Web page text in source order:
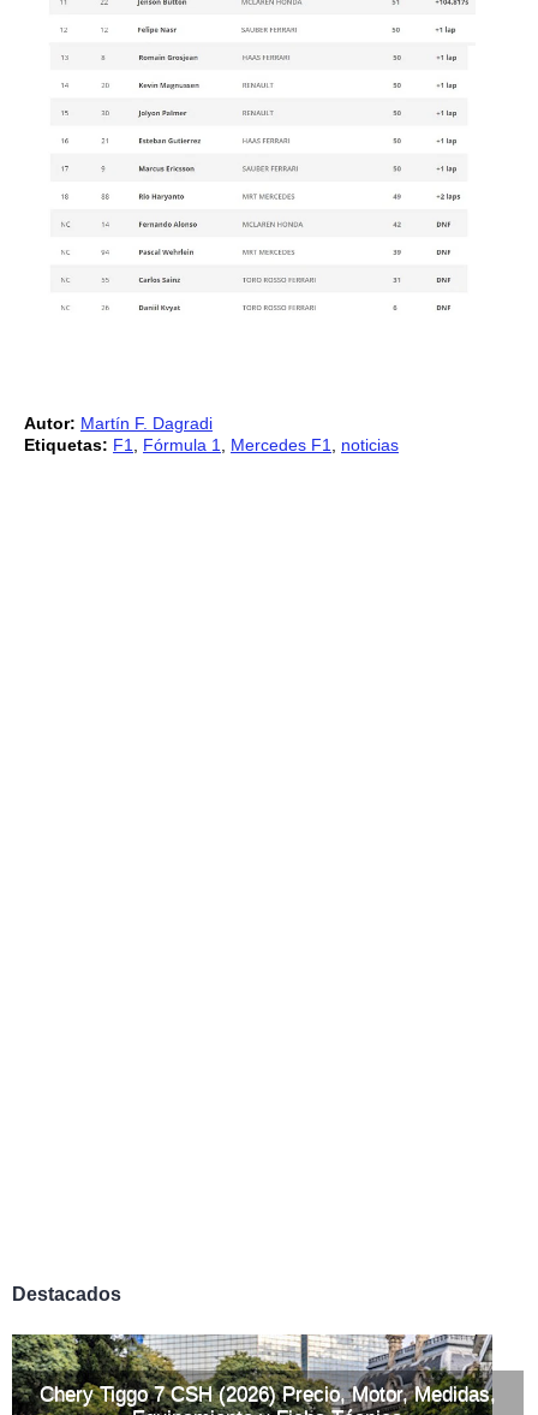
Autor: Martín F. Dagradi
Etiquetas: F1, Fórmula 1, Mercedes F1, noticias
Destacados
Chery Tiggo 7 CSH (2026) Precio, Motor, Medidas,